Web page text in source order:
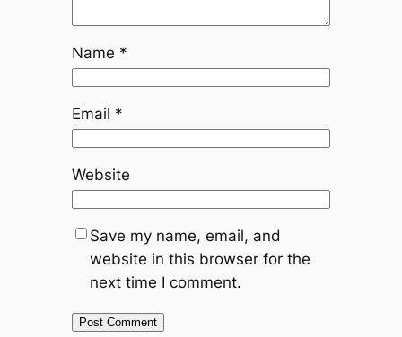
Name *
Email *
Website
Save my name, email, and
website in this browser for the
next time I comment.